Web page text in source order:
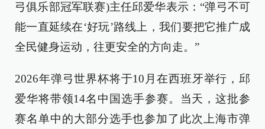
弓俱乐部冠军联赛)主任邱爱华表示：“弹弓不可
能一直延续在‘好玩’路线上，我们要把它推广成
全民健身运动，往更安全的方向走。”
2026年弹弓世界杯将于10月在西班牙举行，邱
爱华将带领14名中国选手参赛。当天，这批参
赛名单中的大部分选手也参加了此次上海市弹